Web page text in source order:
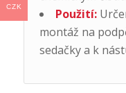
Použití:
montáž na
sedačky a k
CZK